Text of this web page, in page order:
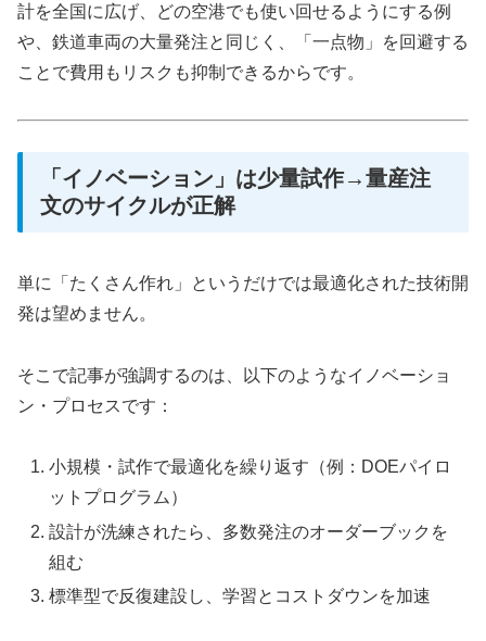
計を全国に広げ、どの空港でも使い回せるようにする例
や、鉄道車両の大量発注と同じく、「一点物」を回避する
ことで費用もリスクも抑制できるからです。
「イノベーション」は少量試作→量産注
文のサイクルが正解
単に「たくさん作れ」というだけでは最適化された技術開
発は望めません。
そこで記事が強調するのは、以下のようなイノベーショ
ン・プロセスです：
小規模・試作で最適化を繰り返す（例：DOEパイロ
ットプログラム）
設計が洗練されたら、多数発注のオーダーブックを
組む
標準型で反復建設し、学習とコストダウンを加速